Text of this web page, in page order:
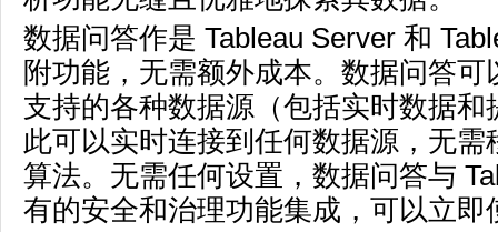
数据问答作是 Tableau Server 和
附功能，无需额外成本。数据问答可
支持的各种数据源（包括实时数据和
此可以实时连接到任何数据源，无需
算法。无需任何设置，数据问答与
有的安全和治理功能集成，可以立